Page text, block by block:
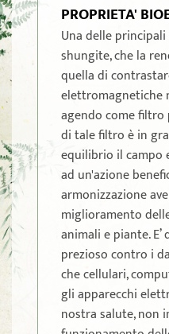
PROPRIETA'
Una delle
shungite, che la
quella di
elettromagnetiche
agendo come filtro
di tale filtro è in
equilibrio il campo
ad un'azione
armonizzazione
miglioramento
animali e piante.
prezioso contro i
che cellulari,
gli apparecchi
nostra salute, non